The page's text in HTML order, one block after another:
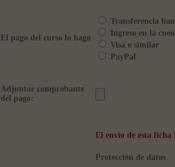
El pago del curso lo hago
Transferencia
Ingreso en la
Visa o similar
PayPal
Adjuntar comprobante
del pago:
El envío de esta ficha
Protección de datos